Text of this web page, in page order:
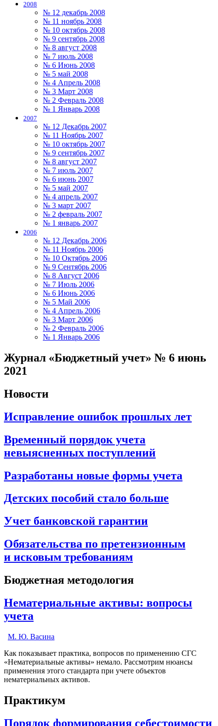
2008
№ 12 декабрь 2008
№ 11 ноябрь 2008
№ 10 октябрь 2008
№ 9 сентябрь 2008
№ 8 август 2008
№ 7 июль 2008
№ 6 Июнь 2008
№ 5 май 2008
№ 4 Апрель 2008
№ 3 Март 2008
№ 2 Февраль 2008
№ 1 Январь 2008
2007
№ 12 Декабрь 2007
№ 11 Ноябрь 2007
№ 10 октябрь 2007
№ 9 сентябрь 2007
№ 8 август 2007
№ 7 июль 2007
№ 6 июнь 2007
№ 5 май 2007
№ 4 апрель 2007
№ 3 март 2007
№ 2 февраль 2007
№ 1 январь 2007
2006
№ 12 Декабрь 2006
№ 11 Ноябрь 2006
№ 10 Октябрь 2006
№ 9 Сентябрь 2006
№ 8 Август 2006
№ 7 Июль 2006
№ 6 Июнь 2006
№ 5 Май 2006
№ 4 Апрель 2006
№ 3 Март 2006
№ 2 Февраль 2006
№ 1 Январь 2006
Журнал «Бюджетный учет» № 6 июнь
2021
Новости
Исправление ошибок прошлых лет
Временный порядок учета
невыясненных поступлений
Разработаны новые формы учета
Детских пособий стало больше
Учет банковской гарантии
Обязательства по претензионным
и исковым требованиям
Бюджетная методология
Нематериальные активы: вопросы
учета
М. Ю. Васина
Как показывает практика, вопросов по применению СГС
«Нематериальные активы» немало. Рассмотрим нюансы
применения этого стандарта при учете объектов
нематериальных активов.
Практикум
Порядок формирования себестоимости